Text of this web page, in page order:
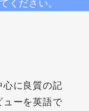
ください。
心に良質の記
ューを英語で